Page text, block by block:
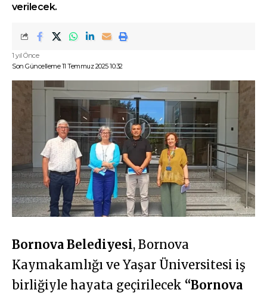
verilecek.
Son Güncelleme 11 Temmuz 2025 10:32
1 yıl Önce
Bornova Belediyesi, Bornova
Kaymakamlığı ve Yaşar Üniversitesi iş
birliğiyle hayata geçirilecek “Bornova